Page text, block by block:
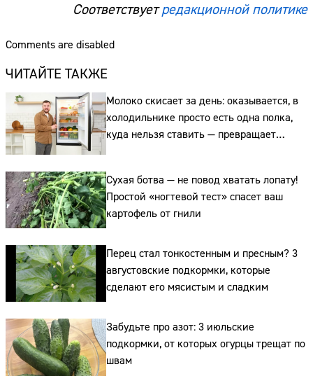
Соответствуетредакционной политике
Comments are disabled
ЧИТАЙТЕ ТАКЖЕ
Молоко скисает за день: оказывается, в
холодильнике просто есть одна полка,
куда нельзя ставить — превращает
свежие продукты в бактериальную бомбу
Сухая ботва — не повод хватать лопату!
Простой «ногтевой тест» спасет ваш
картофель от гнили
Перец стал тонкостенным и пресным? 3
августовские подкормки, которые
сделают его мясистым и сладким
Забудьте про азот: 3 июльские
подкормки, от которых огурцы трещат по
швам